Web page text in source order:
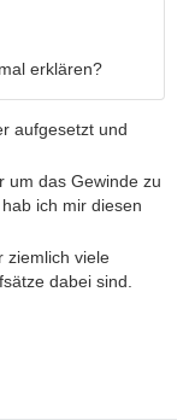
erklären?
aufgesetzt und
um das Gewinde zu
hab ich mir diesen
ziemlich viele
dabei sind.